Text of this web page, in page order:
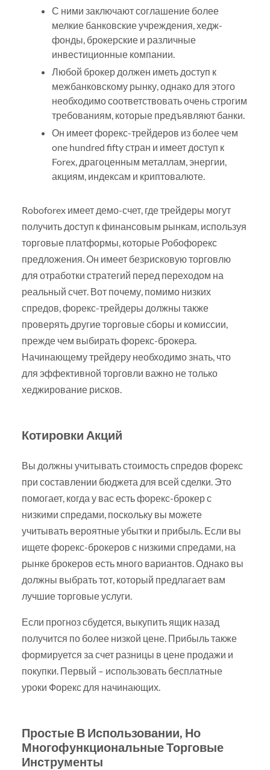
С ними заключают соглашение более
мелкие банковские учреждения, хедж-
фонды, брокерские и различные
инвестиционные компании.
Любой брокер должен иметь доступ к
межбанковскому рынку, однако для этого
необходимо соответствовать очень строгим
требованиям, которые предъявляют банки.
Он имеет форекс-трейдеров из более чем
one hundred fifty стран и имеет доступ к
Forex, драгоценным металлам, энергии,
акциям, индексам и криптовалюте.
Roboforex имеет демо-счет, где трейдеры могут
получить доступ к финансовым рынкам, используя
торговые платформы, которые Робофорекс
предложения. Он имеет безрисковую торговлю
для отработки стратегий перед переходом на
реальный счет. Вот почему, помимо низких
спредов, форекс-трейдеры должны также
проверять другие торговые сборы и комиссии,
прежде чем выбирать форекс-брокера.
Начинающему трейдеру необходимо знать, что
для эффективной торговли важно не только
хеджирование рисков.
Котировки Акций
Вы должны учитывать стоимость спредов форекс
при составлении бюджета для всей сделки. Это
помогает, когда у вас есть форекс-брокер с
низкими спредами, поскольку вы можете
учитывать вероятные убытки и прибыль. Если вы
ищете форекс-брокеров с низкими спредами, на
рынке брокеров есть много вариантов. Однако вы
должны выбрать тот, который предлагает вам
лучшие торговые услуги.
Если прогноз сбудется, выкупить ящик назад
получится по более низкой цене. Прибыль также
формируется за счет разницы в цене продажи и
покупки. Первый – использовать бесплатные
уроки Форекс для начинающих.
Простые В Использовании, Но
Многофункциональные Торговые
Инструменты